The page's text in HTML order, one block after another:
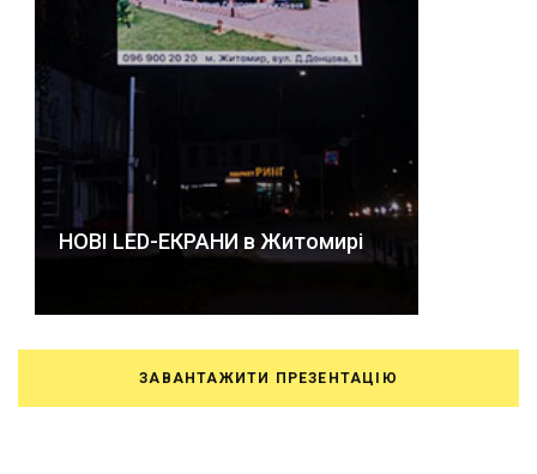
НОВІ LED-ЕКРАНИ в Житомирі
ЗАВАНТАЖИТИ ПРЕЗЕНТАЦІЮ